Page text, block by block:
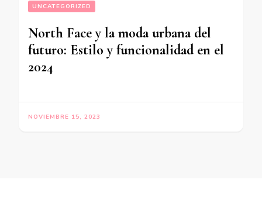
UNCATEGORIZED
North Face y la moda urbana del
futuro: Estilo y funcionalidad en el
2024
NOVIEMBRE 15, 2023